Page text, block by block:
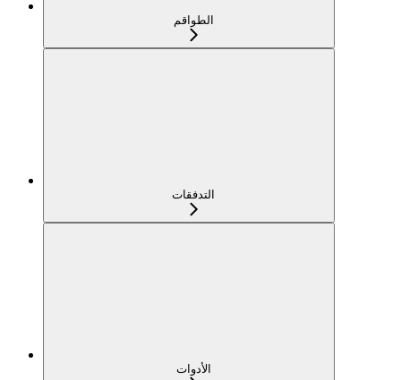
الطواقم
التدفقات
الأدوات